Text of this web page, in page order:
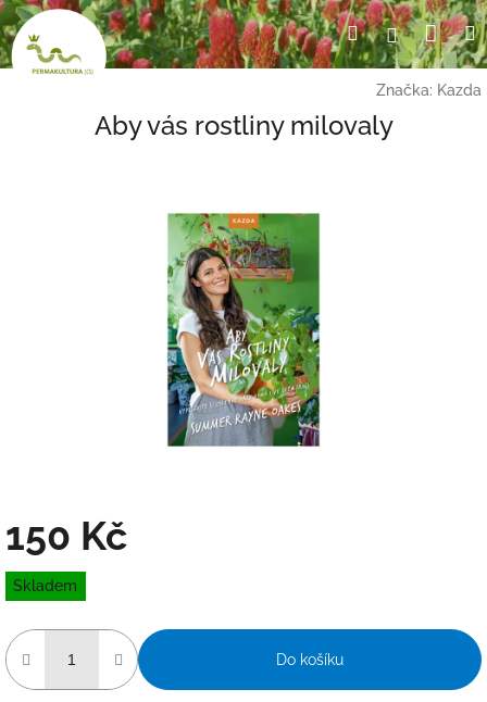
Přejít
na
obsah
HledatPřihlášení
Značka: Kazda
Aby vás rostliny milovaly
150 Kč
Měrná
cena:
Skladem
Do košíku